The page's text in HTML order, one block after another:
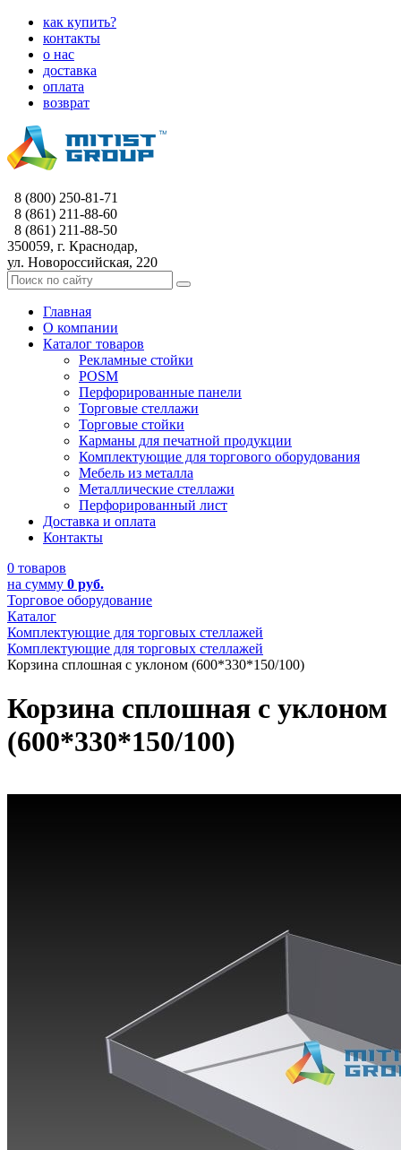
как купить?
контакты
о нас
доставка
оплата
возврат
8 (800) 250-81-71
8 (861) 211-88-60
8 (861) 211-88-50
350059, г. Краснодар,
ул. Новороссийская, 220
Главная
О компании
Каталог товаров
Рекламные стойки
POSM
Перфорированные панели
Торговые стеллажи
Торговые стойки
Карманы для печатной продукции
Комплектующие для торгового оборудования
Мебель из металла
Металлические стеллажи
Перфорированный лист
Доставка и оплата
Контакты
0 товаров
на сумму 0 руб.
Торговое оборудование
Каталог
Комплектующие для торговых стеллажей
Комплектующие для торговых стеллажей
Корзина сплошная с уклоном (600*330*150/100)
Корзина сплошная с уклоном
(600*330*150/100)